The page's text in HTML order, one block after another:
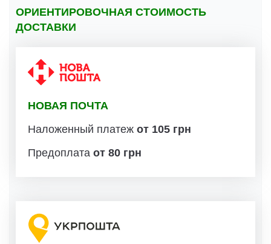
ОРИЕНТИРОВОЧНАЯ СТОИМОСТЬ
ДОСТАВКИ
НОВАЯ ПОЧТА
Наложенный платеж от 105 грн
Предоплата от 80 грн